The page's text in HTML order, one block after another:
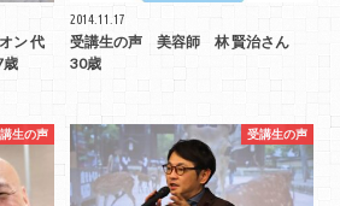
ン 代
2014.11.17
受講生の声 美容師 林 賢治さん
30歳
生の声 受講生の声